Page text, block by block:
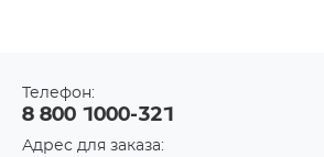
Телефон:
8 800 1000-321
Адрес для заказа: